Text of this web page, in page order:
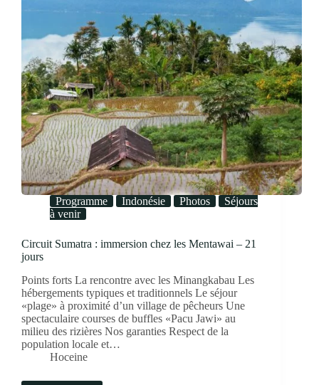
Programme Indonésie Photos
Séjours
à venir
Circuit Sumatra : immersion chez les Mentawai – 21
jours
Points forts La rencontre avec les Minangkabau Les
hébergements typiques et traditionnels Le séjour
«plage» à proximité d’un village de pêcheurs Une
spectaculaire courses de buffles «Pacu Jawi» au
milieu des rizières Nos garanties Respect de la
population locale et…
Hoceine